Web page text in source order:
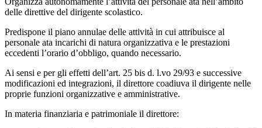
delle direttive del dirigente scolastico.
Predispone il piano annulae delle attività in cui attribuisce al
personale ata incarichi di natura organizzativa e le prestazioni
eccedenti l’orario d’obbligo, quando necessario.
Ai sensi e per gli effetti dell’art. 25 bis d. l.vo 29/93 e successive
modificazioni ed integrazioni, il direttore coadiuva il dirigente nelle
proprie funzioni organizzative e amministrative.
In materia finanziaria e patrimoniale il direttore: